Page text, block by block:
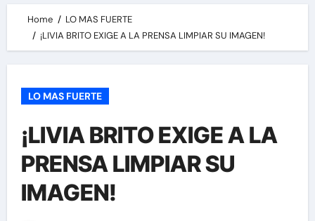
Home
LO MAS FUERTE
¡LIVIA BRITO EXIGE A LA PRENSA LIMPIAR SU IMAGEN!
LO MAS FUERTE
¡LIVIA BRITO EXIGE A LA
PRENSA LIMPIAR SU
IMAGEN!